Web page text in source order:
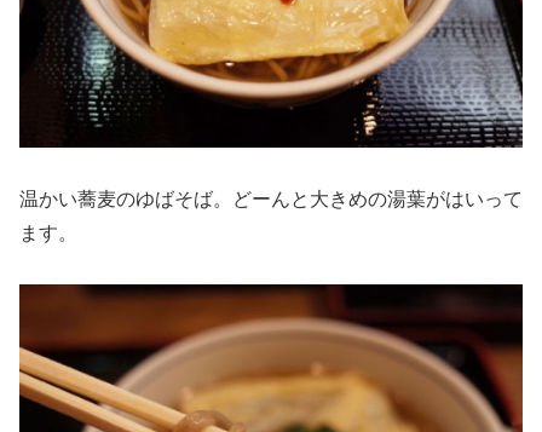
温かい蕎麦のゆばそば。どーんと大きめの湯葉がはいって
ます。